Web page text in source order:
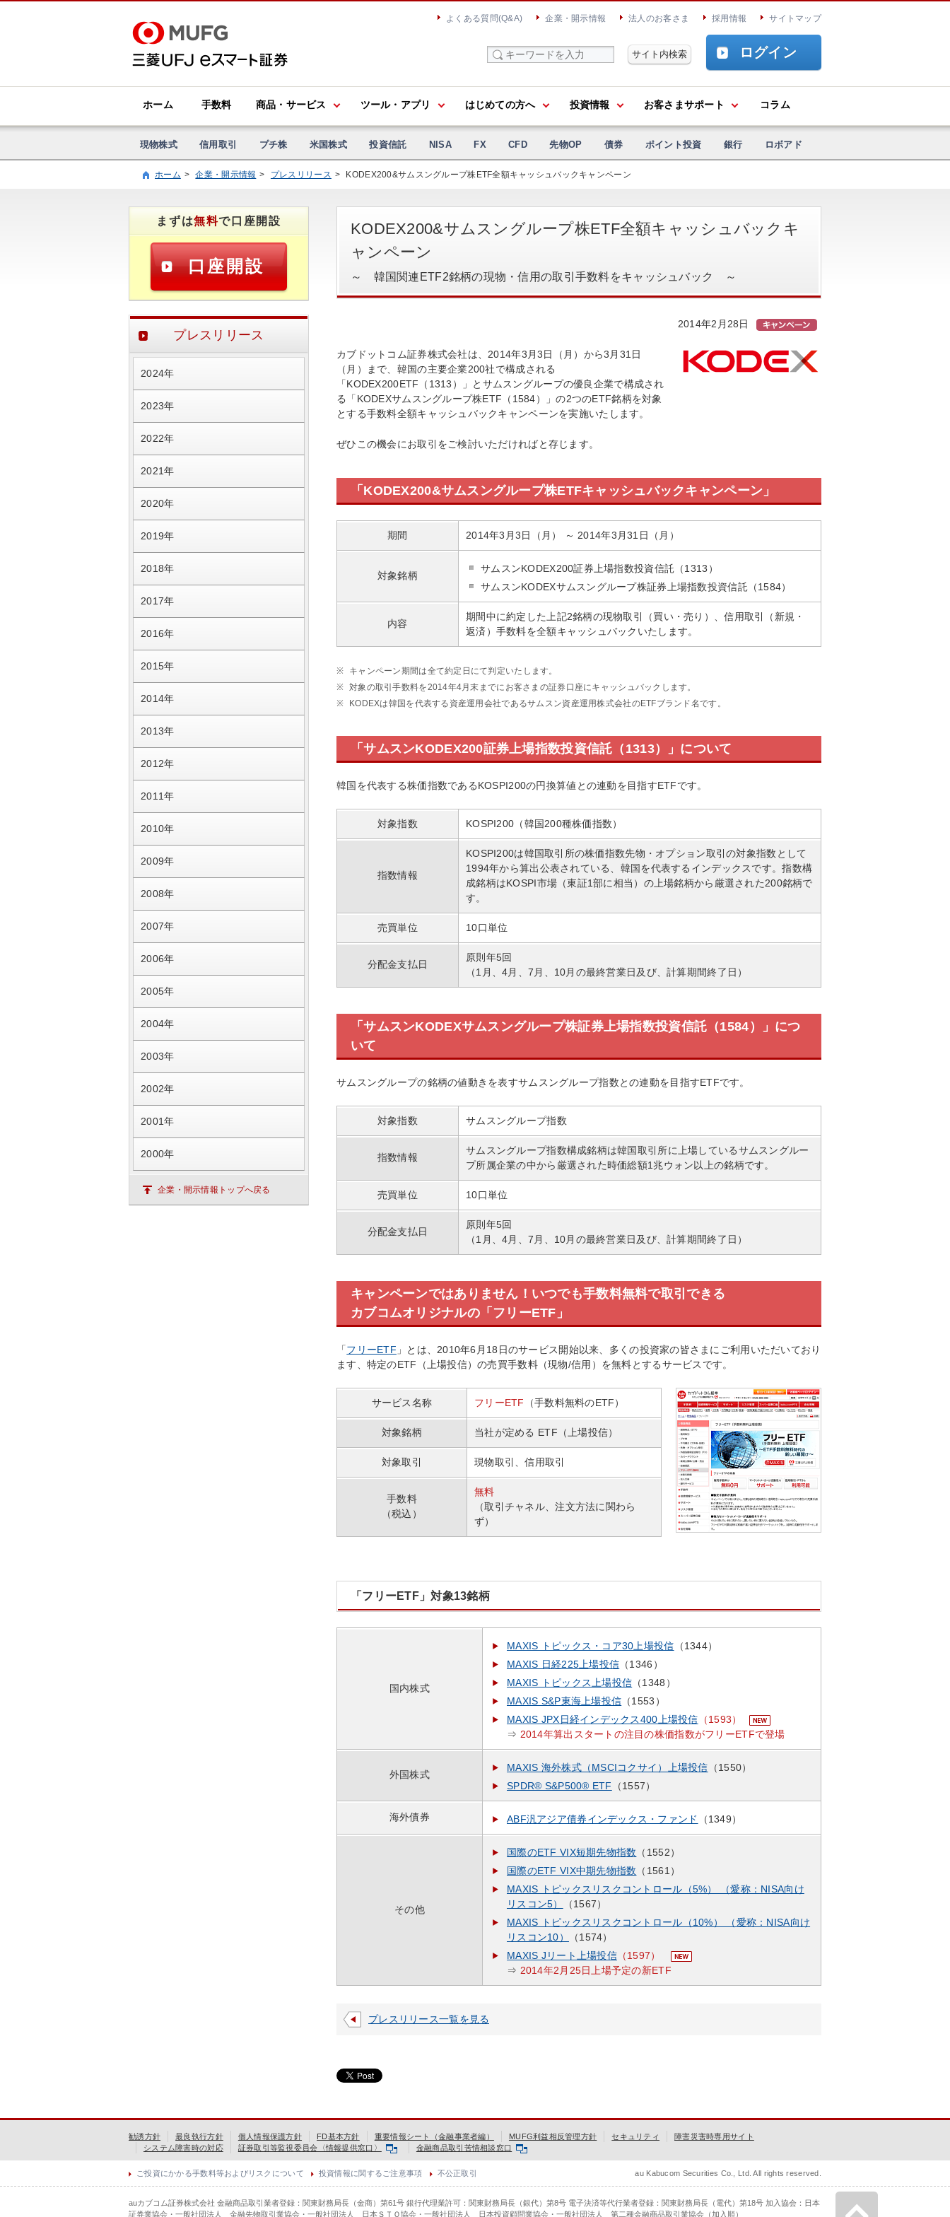
よくある質問(Q&A) 企業・開示情報 法人のお客さま 採用情報 サイトマップ
ログイン
ホーム 手数料 商品・サービス ツール・アプリ はじめての方へ 投資情報 お客さまサポート コラム
現物株式 信用取引 プチ株 米国株式 投資信託 NISA FX CFD 先物OP 債券 ポイント投資 銀行 ロボアド
ホーム 企業・開示情報 プレスリリース KODEX200&サムスングループ株ETF全額キャッシュバックキャンペーン
KODEX200&サムスングループ株ETF全額キャッシュバックキ
ャンペーン
～ 韓国関連ETF2銘柄の現物・信用の取引手数料をキャッシュバック ～
2014年2月28日
カブドットコム証券株式会社は、2014年3月3日（月）から3月31日
（月）まで、韓国の主要企業200社で構成される
「KODEX200ETF（1313）」とサムスングループの優良企業で構成され
る「KODEXサムスングループ株ETF（1584）」の2つのETF銘柄を対象
とする手数料全額キャッシュバックキャンペーンを実施いたします。
ぜひこの機会にお取引をご検討いただければと存じます。
「KODEX200&サムスングループ株ETFキャッシュバックキャンペーン」
期間 2014年3月3日（月） ～ 2014年3月31日（月）
対象銘柄
サムスンKODEX200証券上場指数投資信託（1313）
サムスンKODEXサムスングループ株証券上場指数投資信託（1584）
内容
期間中に約定した上記2銘柄の現物取引（買い・売り）、信用取引（新規・
返済）手数料を全額キャッシュバックいたします。
※
キャンペーン期間は全て約定日にて判定いたします。
※ 対象の取引手数料を2014年4月末までにお客さまの証券口座にキャッシュバックします。
※
KODEXは韓国を代表する資産運用会社であるサムスン資産運用株式会社のETFブランド名です。
「サムスンKODEX200証券上場指数投資信託（1313）」について
韓国を代表する株価指数であるKOSPI200の円換算値との連動を目指すETFです。
対象指数 KOSPI200（韓国200種株価指数）
指数情報
KOSPI200は韓国取引所の株価指数先物・オプション取引の対象指数として
1994年から算出公表されている、韓国を代表するインデックスです。指数構
成銘柄はKOSPI市場（東証1部に相当）の上場銘柄から厳選された200銘柄で
す。
売買単位 10口単位
分配金支払日
原則年5回
（1月、4月、7月、10月の最終営業日及び、計算期間終了日）
「サムスンKODEXサムスングループ株証券上場指数投資信託（1584）」につ
いて
サムスングループの銘柄の値動きを表すサムスングループ指数との連動を目指すETFです。
対象指数 サムスングループ指数
指数情報
サムスングループ指数構成銘柄は韓国取引所に上場しているサムスングルー
プ所属企業の中から厳選された時価総額1兆ウォン以上の銘柄です。
売買単位 10口単位
分配金支払日
原則年5回
（1月、4月、7月、10月の最終営業日及び、計算期間終了日）
キャンペーンではありません！いつでも手数料無料で取引できる
カブコムオリジナルの「フリーETF」
「フリーETF 」とは、2010年6月18日のサービス開始以来、多くの投資家の皆さまにご利用いただいており
ます、特定のETF（上場投信）の売買手数料（現物/信用）を無料とするサービスです。
サービス名称 フリーETF （手数料無料のETF）
対象銘柄 当社が定める ETF（上場投信）
対象取引 現物取引、信用取引
手数料
（税込）
無料
（取引チャネル、注文方法に関わら
ず）
「フリーETF」対象13銘柄
国内株式
MAXIS トピックス・コア30上場投信 （1344）
MAXIS 日経225上場投信 （1346）
MAXIS トピックス上場投信 （1348）
MAXIS S&P東海上場投信 （1553）
MAXIS JPX日経インデックス400上場投信 （1593）
⇒ 2014年算出スタートの注目の株価指数がフリーETFで登場
外国株式
MAXIS 海外株式（MSCIコクサイ）上場投信 （1550）
SPDR® S&P500® ETF
（1557）
海外債券 ABF汎アジア債券インデックス・ファンド （1349）
その他
国際のETF VIX短期先物指数 （1552）
国際のETF VIX中期先物指数 （1561）
MAXIS トピックスリスクコントロール（5%） （愛称：NISA向け
リスコン5）
（1567）
MAXIS トピックスリスクコントロール（10%） （愛称：NISA向け
リスコン10）
（1574）
MAXIS Jリート上場投信（1597）
⇒ 2014年2月25日上場予定の新ETF
プレスリリース一覧を見る
まずは無料で口座開設
口座開設
プレスリリース
2024年
2023年
2022年
2021年
2020年
2019年
2018年
2017年
2016年
2015年
2014年
2013年
2012年
2011年
2010年
2009年
2008年
2007年
2006年
2005年
2004年
2003年
2002年
2001年
2000年
企業・開示情報トップへ戻る
勧誘方針 最良執行方針 個人情報保護方針 FD基本方針 重要情報シート（金融事業者編） MUFG利益相反管理方針 セキュリティ
障害災害時専用サイト
システム障害時の対応
証券取引等監視委員会〈情報提供窓口〉 金融商品取引苦情相談窓口
ご投資にかかる手数料等およびリスクについて 投資情報に関するご注意事項 不公正取引 au Kabucom Securities Co., Ltd. All rights reserved.
auカブコム証券株式会社 金融商品取引業者登録：関東財務局長（金商）第61号 銀行代理業許可：関東財務局長（銀代）第8号 電子決済等代行業者登録：関東財務局長（電代）第18号 加入協会：日本
証券業協会・一般社団法人 金融先物取引業協会・一般社団法人 日本ＳＴＯ協会・一般社団法人 日本投資顧問業協会・一般社団法人 第二種金融商品取引業協会（加入順）